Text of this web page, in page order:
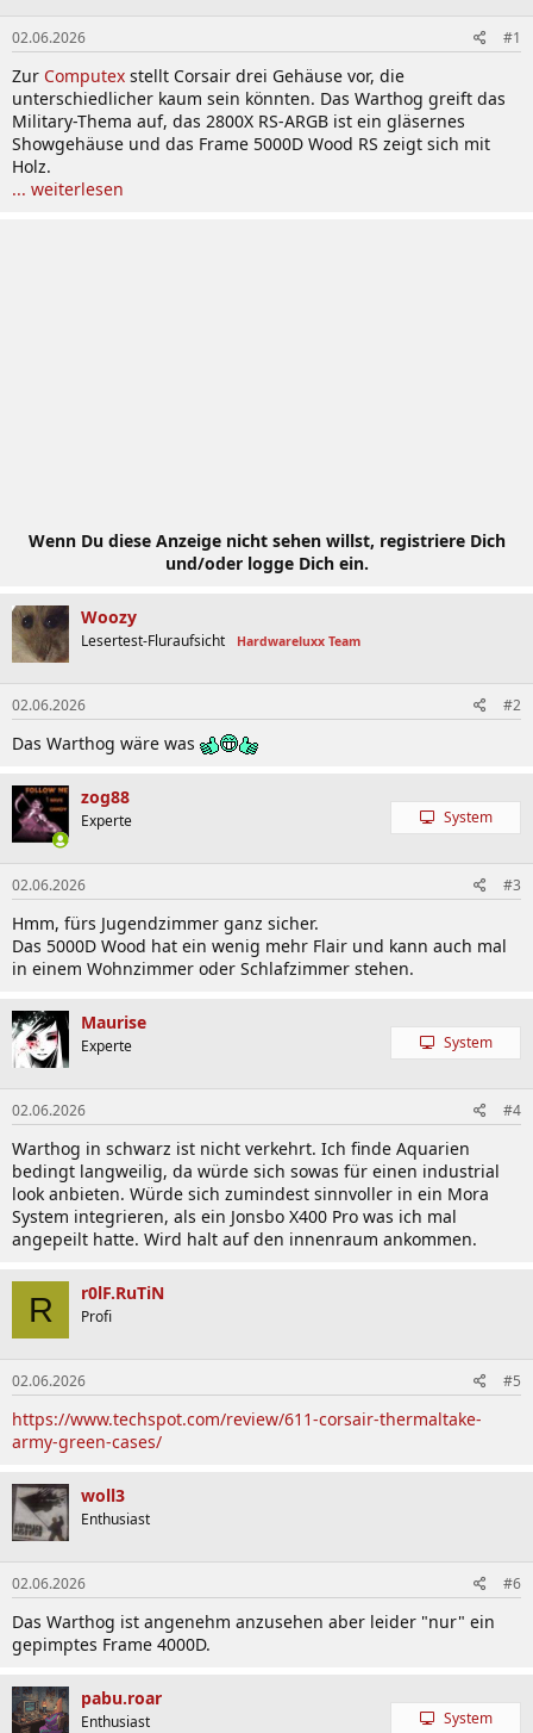
e
r
t
a
m
02.06.2026 #1
Zur Computex stellt Corsair drei Gehäuse vor, die
unterschiedlicher kaum sein könnten. Das Warthog greift das
Military-Thema auf, das 2800X RS-ARGB ist ein gläsernes
Showgehäuse und das Frame 5000D Wood RS zeigt sich mit
Holz.
... weiterlesen
Wenn Du diese Anzeige nicht sehen willst, registriere Dich
und/oder logge Dich ein.
Woozy
Lesertest-Fluraufsicht Hardwareluxx Team
02.06.2026 #2
Das Warthog wäre was
zog88
Experte System
02.06.2026 #3
Hmm, fürs Jugendzimmer ganz sicher.
Das 5000D Wood hat ein wenig mehr Flair und kann auch mal
in einem Wohnzimmer oder Schlafzimmer stehen.
Maurise
Experte System
02.06.2026 #4
Warthog in schwarz ist nicht verkehrt. Ich finde Aquarien
bedingt langweilig, da würde sich sowas für einen industrial
look anbieten. Würde sich zumindest sinnvoller in ein Mora
System integrieren, als ein Jonsbo X400 Pro was ich mal
angepeilt hatte. Wird halt auf den innenraum ankommen.
R r0lF.RuTiN
Profi
02.06.2026 #5
https://www.techspot.com/review/611-corsair-thermaltake-
army-green-cases/
woll3
Enthusiast
02.06.2026 #6
Das Warthog ist angenehm anzusehen aber leider "nur" ein
gepimptes Frame 4000D.
pabu.roar
Enthusiast System